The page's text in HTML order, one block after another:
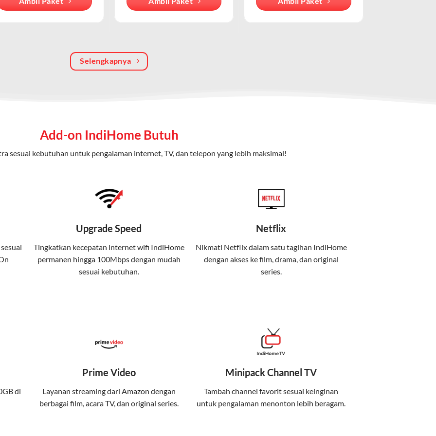
secara terpisah.
dari IndiHome yang menggabungkan internet, TV kabel (IndiHome TV), dan telepon rumah. Dengan paket ini, Anda bisa
telepon dalam satu langganan.
Mbps untuk aktivitas online tanpa hambatan.
termasuk fitur replay dan on-demand.
internet, TV, dan telepon rumah, Telkomsel juga menghadirkan Telkomsel One, sebuah
Telkomsel One menggabungkan layanan internet, hiburan, dan komunikasi dalam satu paket
konektivitas internet rumah (IndiHome/Telkomsel Orbit) dan mobile internet (Telkomsel) dalam satu paket.
Selengkapnya
Add-on IndiHome Butuh
sesuai kebutuhan untuk pengalaman internet, TV, dan telepon yang lebih maksimal!
Upgrade Speed
Tingkatkan kecepatan internet wifi IndiHome
permanen hingga 100Mbps dengan mudah
sesuai kebutuhan.
Netflix
Nikmati Netflix dalam satu tagihan IndiHome
dengan akses ke film, drama, dan original
series.
di
Prime Video
Layanan streaming dari Amazon dengan
berbagai film, acara TV, dan original series.
Minipack Channel TV
Tambah channel favorit sesuai keinginan
untuk pengalaman menonton lebih beragam.